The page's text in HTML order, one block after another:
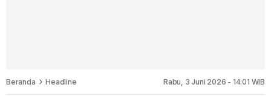
Beranda Headline Rabu, 3 Juni 2026 - 14:01 WIB